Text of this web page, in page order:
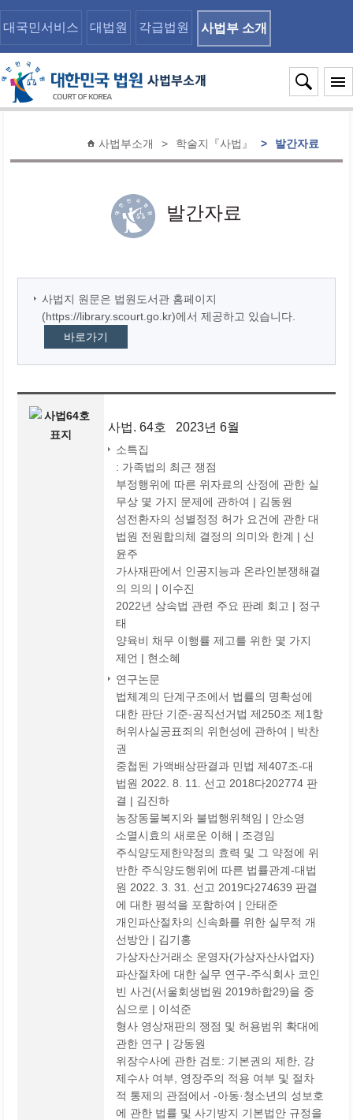
대국민서비스 대법원 각급법원 사법부 소개
사법부소개 > 학술지『사법』 > 발간자료
발간자료
사법지 원문은 법원도서관 홈페이지
(https://library.scourt.go.kr)에서 제공하고 있습니다.
바로가기
사법. 64호 2023년 6월
소특집
: 가족법의 최근 쟁점
부정행위에 따른 위자료의 산정에 관한 실
무상 몇 가지 문제에 관하여 | 김동원
성전환자의 성별정정 허가 요건에 관한 대
법원 전원합의체 결정의 의미와 한계 | 신
윤주
가사재판에서 인공지능과 온라인분쟁해결
의 의의 | 이수진
2022년 상속법 관련 주요 판례 회고 | 정구
태
양육비 채무 이행률 제고를 위한 몇 가지
제언 | 현소혜
연구논문
법체계의 단계구조에서 법률의 명확성에
대한 판단 기준-공직선거법 제250조 제1항
허위사실공표죄의 위헌성에 관하여 | 박찬
권
중첩된 가액배상판결과 민법 제407조-대
법원 2022. 8. 11. 선고 2018다202774 판
결 | 김진하
농장동물복지와 불법행위책임 | 안소영
소멸시효의 새로운 이해 | 조경임
주식양도제한약정의 효력 및 그 약정에 위
반한 주식양도행위에 따른 법률관계-대법
원 2022. 3. 31. 선고 2019다274639 판결
에 대한 평석을 포함하여 | 안태준
개인파산절차의 신속화를 위한 실무적 개
선방안 | 김기홍
가상자산거래소 운영자(가상자산사업자)
파산절차에 대한 실무 연구-주식회사 코인
빈 사건(서울회생법원 2019하합29)을 중
심으로 | 이석준
형사 영상재판의 쟁점 및 허용범위 확대에
관한 연구 | 강동원
위장수사에 관한 검토: 기본권의 제한, 강
제수사 여부, 영장주의 적용 여부 및 절차
적 통제의 관점에서 -아동·청소년의 성보호
에 관한 법률 및 사기방지 기본법안 규정을